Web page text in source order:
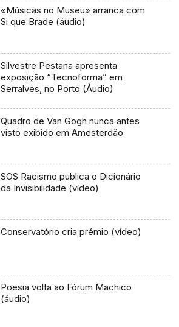
«Músicas no Museu» arranca com
Si que Brade (áudio)
Silvestre Pestana apresenta
exposição “Tecnoforma” em
Serralves, no Porto (Áudio)
Quadro de Van Gogh nunca antes
visto exibido em Amesterdão
SOS Racismo publica o Dicionário
da Invisibilidade (vídeo)
Conservatório cria prémio (vídeo)
Poesia volta ao Fórum Machico
(áudio)